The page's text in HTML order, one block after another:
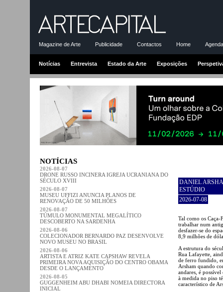
Magazine de Arte Publicidade Contactos Home
Notícias Entrevista Estado da Arte Exposições
NOTÍCIAS
2026-08-07
DRONE RUSSO INCINERA IGREJA UCRANIANA DO
SÉCULO XVIII
2026-08-07
MUSEU UFFIZI ANUNCIA PLANOS DE
RENOVAÇÃO DE 50 MILHÕES
2026-08-07
TÚMULO MONUMENTAL MEGALÍTICO
DESCOBERTO NA SARDENHA
2026-08-06
COLECIONADOR BERNARDO PAZ DESENVOLVE
NOVO MUSEU NO BRASIL
2026-08-06
ARTISTA E ATRIZ KATE CAPSHAW REVELA
PRIMEIRA NOVA AQUISIÇÃO DO CENTRO OBAMA
DESDE O LANÇAMENTO
2026-08-05
GUGGENHEIM ABU DHABI NOMEIA DIRECTORA
INICIAL
DANIEL
ESTÚDIO
2026-07-08
Tal como os Caça-
trabalhar num
desfazer-se do
8,9 milhões de
A estrutura do
Rua Lafayette,
de ferro fundido,
Arsham quando
andares, é
à medida no piso
característico de